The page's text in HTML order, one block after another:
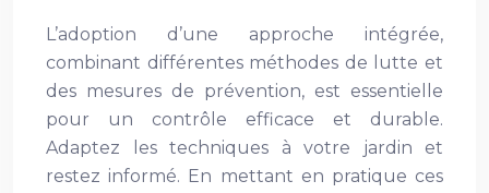
L’adoption d’une approche intégrée,
combinant différentes méthodes de lutte et
des mesures de prévention, est essentielle
pour un contrôle efficace et durable.
Adaptez les techniques à votre jardin et
restez informé. En mettant en pratique ces